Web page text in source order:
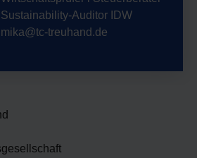
Sustainability-Auditor IDW
mika@tc-treuhand.de